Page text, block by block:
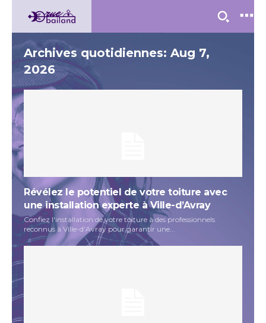
Révélez le potentiel de votre toiture avec
une installation experte à Ville-d’Avray
Confiez l'installation de votre toiture à des professionnels
reconnus à Ville-d’Avray pour garantir une...
Archives quotidiennes: Aug 7,
2026